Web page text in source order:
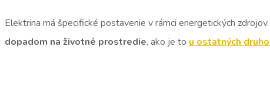
Elektrina má špecifické postavenie v rámci energetických
dopadom na životné prostredie, ako je to u ostatných